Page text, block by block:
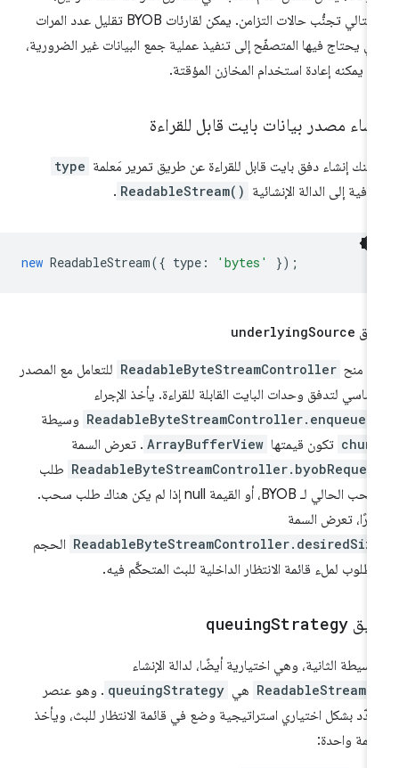
وبالتالي تجنُّب حالات التزامن. يمكن لقارئات BYOB تقليل عدد المرات
يحتاج فيها المتصفّح إلى تنفيذ عملية جمع البيانات غير الضرورية،
يمكنه إعادة استخدام المخازن المؤقتة.
مصدر بيانات بايت قابل للقراءة
إنشاء دفق بايت قابل للقراءة عن طريق تمرير مَعلمة type
إلى الدالة الإنشائية ReadableStream()
.
new ReadableStream ({ type : 'bytes'
underlyingSource
منح ReadableByteStreamController للتعامل مع المصدر
لتدفق وحدات البايت القابلة للقراءة. يأخذ الإجراء
وسيطة
تكون قيمتها ArrayBufferView . تعرض السمة
طلب
السحب الحالي لـ BYOB، أو القيمة null إذا لم يكن هناك طلب سحب.
تعرض السمة
الحجم
لملء قائمة الانتظار الداخلية للبث المتحكَّم فيه.
queuingStrategy
الثانية، وهي اختيارية أيضًا، لدالة الإنشاء
هي queuingStrategy . وهو عنصر
بشكل اختياري استراتيجية وضع في قائمة الانتظار للبث، ويأخذ
واحدة: